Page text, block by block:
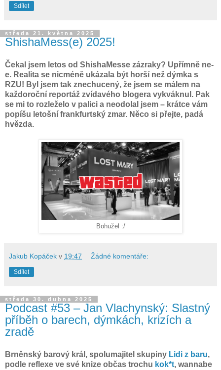
Sdílet
středa 21. května 2025
ShishaMess(e) 2025!
Čekal jsem letos od ShishaMesse zázraky? Upřímně ne-
e. Realita se nicméně ukázala být horší než dýmka s
RZU! Byl jsem tak znechucený, že jsem se málem na
každoroční reportáž zvídavého blogera vykváknul. Pak
se mi to rozleželo v palici a neodolal jsem – krátce vám
popíšu letošní frankfurtský zmar. Něco si přejte, padá
hvězda.
Bohužel :/
Jakub Kopáček v 19:47 Žádné komentáře:
Sdílet
středa 30. dubna 2025
Podcast #53 – Jan Vlachynský: Slastný
příběh o barech, dýmkách, krizích a
zradě
Brněnský barový král, spolumajitel skupiny ⁠ Lidi z baru,
podle reflexe ve své knize občas trochu ⁠ kok*t⁠, wannabe